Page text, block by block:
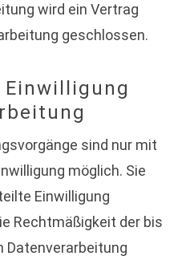
wird ein Vertrag
geschlossen.
sind nur mit
möglich. Sie
Einwilligung
Rechtmäßigkeit der bis
Datenverarbeitung